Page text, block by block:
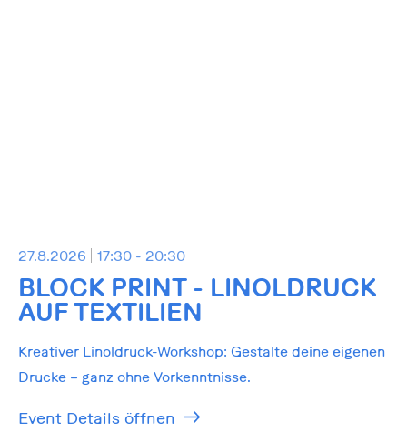
27.8.2026 17:30 - 20:30
BLOCK PRINT - LINOLDRUCK
AUF TEXTILIEN
Kreativer Linoldruck-Workshop: Gestalte deine eigenen
Drucke – ganz ohne Vorkenntnisse.
Event Details öffnen